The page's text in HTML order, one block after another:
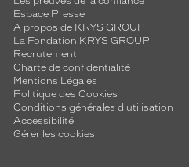
Espace Presse
A propos de KRYS GROUP
La Fondation KRYS GROUP
Recrutement
Charte de confidentialité
Mentions Légales
Politique des Cookies
Conditions générales d'utilisation
Accessibilité
Gérer les cookies